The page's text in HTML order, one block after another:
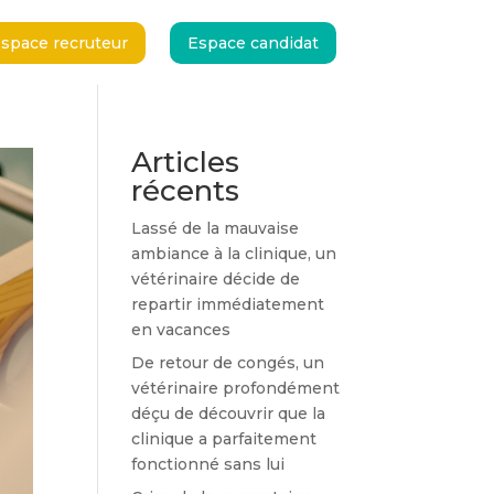
recruteur Espace candidat
recruteur Espace candidat
Articles
récents
Lassé de la mauvaise
ambiance à la clinique, un
vétérinaire décide de
repartir immédiatement
en vacances
De retour de congés, un
vétérinaire profondément
déçu de découvrir que la
clinique a parfaitement
fonctionné sans lui